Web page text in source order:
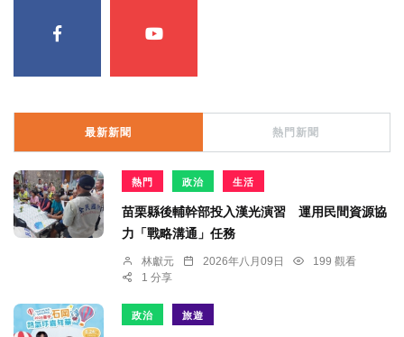
最新新聞 熱門新聞
熱門 政治 生活
苗栗縣後輔幹部投入漢光演習 運用民間資源協
力「戰略溝通」任務
林獻元 2026年八月09日
199 觀看
1 分享
政治 旅遊